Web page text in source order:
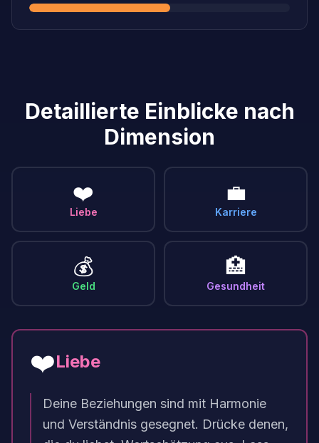
Detaillierte Einblicke nach
Dimension
❤️
Liebe
💼
Karriere
💰
Geld
🏥
Gesundheit
❤️Liebe
Deine Beziehungen sind mit Harmonie
und Verständnis gesegnet. Drücke denen,